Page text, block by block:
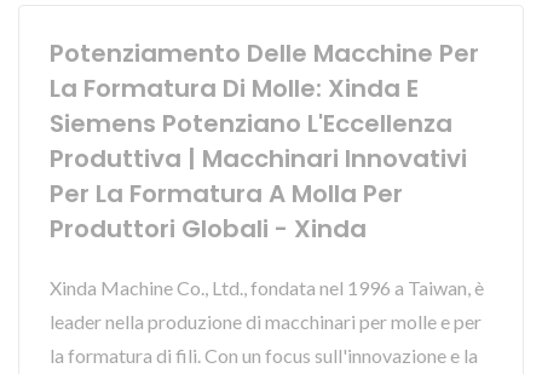
Potenziamento Delle Macchine Per
La Formatura Di Molle: Xinda E
Siemens Potenziano L'Eccellenza
Produttiva | Macchinari Innovativi
Per La Formatura A Molla Per
Produttori Globali - Xinda
Xinda Machine Co., Ltd., fondata nel 1996 a Taiwan, è
leader nella produzione di macchinari per molle e per
la formatura di fili. Con un focus sull'innovazione e la